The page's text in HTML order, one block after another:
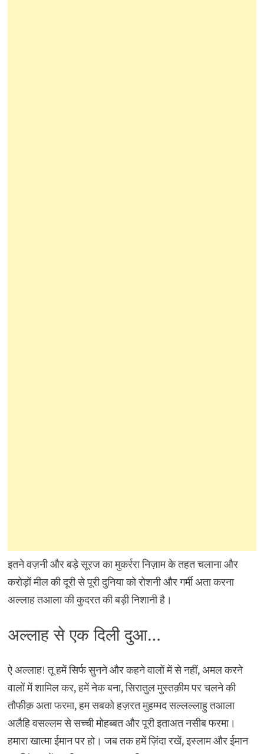
इतने वज़नी और बड़े सूरज का मुकर्ररा निज़ाम के तहत चलाना और
करोड़ों मील की दूरी से पूरी दुनिया को रोशनी और गर्मी अता करना
अल्लाह तआला की कुदरत की बड़ी निशानी है।
अल्लाह से एक दिली दुआ…
ऐ अल्लाह! तू हमें सिर्फ सुनने और कहने वालों में से नहीं, अमल करने
वालों में शामिल कर, हमें नेक बना, सिरातुल मुस्तक़ीम पर चलने की
तौफीक़ अता फरमा, हम सबको हज़रत मुहम्मद सल्लल्लाहु तआला
अलैहि वसल्लम से सच्ची मोहब्बत और पूरी इताअत नसीब फरमा।
हमारा खात्मा ईमान पर हो। जब तक हमें ज़िंदा रखें, इस्लाम और ईमान